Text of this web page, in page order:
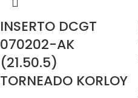
INSERTO DCGT
070202-AK
(21.50.5)
TORNEADO KORLOY